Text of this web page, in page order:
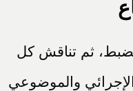
ثم تناقش كل
الإجرائي والموضوعي